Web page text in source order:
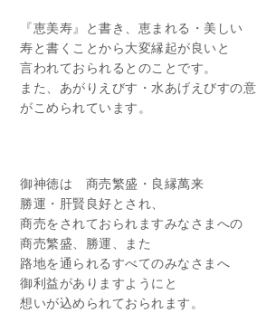
『恵美寿』と書き、恵まれる・美しい
寿と書くことから大変縁起が良いと
言われておられるとのことです。
また、あがりえびす・水あげえびすの意
がこめられています。
御神徳は 商売繁盛・良縁萬来
勝運・肝賢良好とされ、
商売をされておられますみなさまへの
商売繁盛、勝運、また
路地を通られるすべてのみなさまへ
御利益がありますようにと
想いが込められておられます。